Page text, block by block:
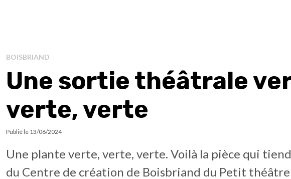
BOISBRIAND
Une sortie théâtrale
verte, verte
Publié le 13/06/2024
Une plante verte, verte, verte. Voilà la pièce qui
du Centre de création de Boisbriand du Petit